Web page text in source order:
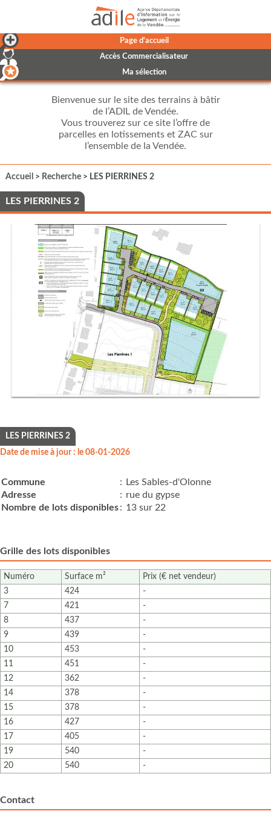
Page d'accueil
Accès Commercialisateur
Ma sélection
Bienvenue sur le site des terrains à bâtir
de l’ADIL de Vendée.
Vous trouverez sur ce site l’offre de
parcelles en lotissements et ZAC sur
l’ensemble de la Vendée.
Accueil > Recherche> LES PIERRINES 2
LES PIERRINES 2
LES PIERRINES 2
Date de mise à jour : le 08-01-2026
Commune :
Les Sables-d'Olonne
Adresse
: rue du gypse
Nombre de lots disponibles: 13 sur 22
Grille des lots disponibles
Numéro Surface m²
Prix (€ net vendeur)
3
424
-
7
421
-
8
437
-
9
439
-
10
453
-
11
451
-
12
362
-
14
378
-
15
378
-
16
427
-
17
405
-
19
540
-
20
540 -
Contact